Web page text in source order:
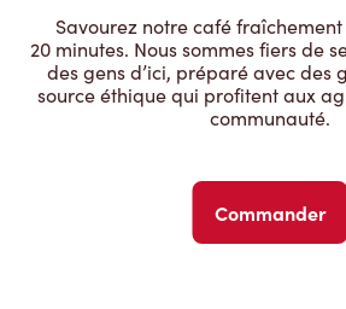
Savourez notre café
20 minutes. Nous sommes fiers de
des gens d’ici, préparé avec des
source éthique qui profitent aux
communauté.
Commander